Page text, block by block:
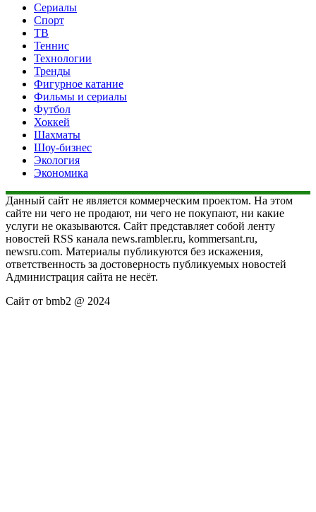
Сериалы
Спорт
ТВ
Теннис
Технологии
Тренды
Фигурное катание
Фильмы и сериалы
Футбол
Хоккей
Шахматы
Шоу-бизнес
Экология
Экономика
Данный сайт не является коммерческим проектом. На этом
сайте ни чего не продают, ни чего не покупают, ни какие
услуги не оказываются. Сайт представляет собой ленту
новостей RSS канала news.rambler.ru, kommersant.ru,
newsru.com. Материалы публикуются без искажения,
ответственность за достоверность публикуемых новостей
Администрация сайта не несёт.
Сайт от bmb2 @ 2024